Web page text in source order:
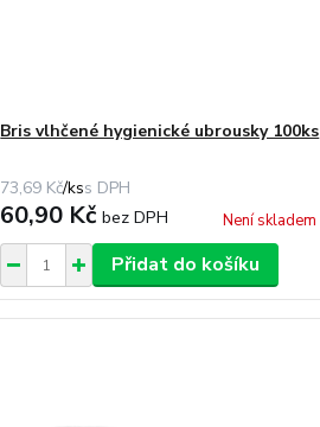
Bris vlhčené hygienické ubrousky 100ks
73,69 Kč/ks
60,90 Kčbez DPH Není skladem
Přidat do košíku